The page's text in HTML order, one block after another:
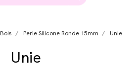
Perle Silicone Ronde 15mm Unie
Unie